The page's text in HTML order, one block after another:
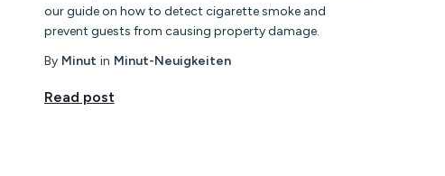
our guide on how to detect cigarette smoke and
prevent guests from causing property damage.
By Minut in Minut-Neuigkeiten
Read post